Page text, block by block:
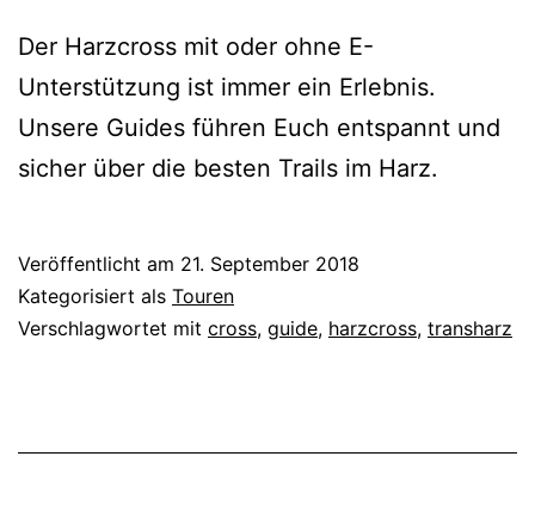
Der Harzcross mit oder ohne E-
Unterstützung ist immer ein Erlebnis.
Unsere Guides führen Euch entspannt und
sicher über die besten Trails im Harz.
Veröffentlicht am 21. September 2018
Kategorisiert als Touren
Verschlagwortet mit cross, guide, harzcross, transharz